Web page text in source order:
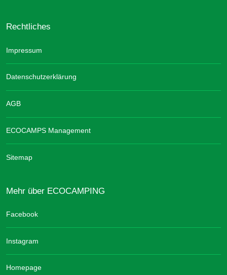
Rechtliches
Impressum
Datenschutzerklärung
AGB
ECOCAMPS Management
Sitemap
Mehr über ECOCAMPING
Facebook
Instagram
Homepage